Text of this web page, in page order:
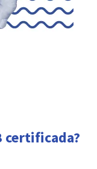
certificada?